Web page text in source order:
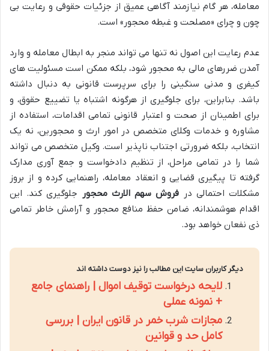
معامله، هر گام نیازمند آگاهی عمیق از جزئیات حقوقی و رعایت بی
چون و چرای «مصلحت و غبطه محجور» است.
عدم رعایت این اصول نه تنها می تواند منجر به ابطال معامله و وارد
آمدن ضررهای مالی به محجور شود، بلکه ممکن است مسئولیت های
کیفری و مدنی سنگینی را برای سرپرست قانونی به دنبال داشته
باشد. بنابراین، برای جلوگیری از هرگونه اشتباه یا تضییع حقوق، و
برای اطمینان از صحت و اعتبار قانونی تمامی اقدامات، استفاده از
مشاوره و خدمات وکلای متخصص در امور ارث و محجورین، نه یک
انتخاب، بلکه ضرورتی اجتناب ناپذیر است. وکیل متخصص می تواند
شما را در تمامی مراحل، از تنظیم دادخواست و جمع آوری مدارک
گرفته تا پیگیری قضایی و انعقاد معامله، راهنمایی کرده و از بروز
مشکلات احتمالی در فروش سهم الارث محجور جلوگیری کند. این
اقدام هوشمندانه، ضامن حفظ منافع محجور و آرامش خاطر تمامی
ذی نفعان خواهد بود.
دیگر کاربران سایت این مطالب را نیز دوست داشته اند
لایحه درخواست توقیف اموال | راهنمای جامع
+ نمونه عملی
مجازات شرب خمر در قانون ایران | بررسی
کامل حد و قوانین